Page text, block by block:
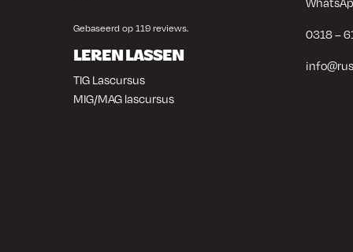
Gebaseerd op 119 reviews.
LEREN LASSEN
TIG Lascursus
MIG/MAG lascursus
0318 –